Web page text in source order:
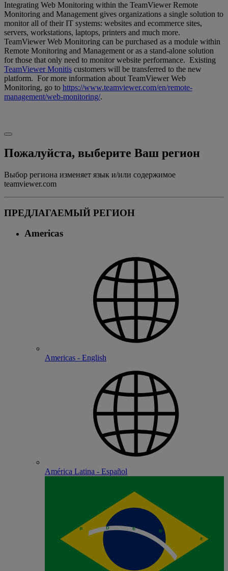
Integrating Web Monitoring within the TeamViewer Remote
Monitoring and Management gives organizations a single solution to
monitor all of their IT systems: websites and ecommerce sites,
servers, workstations, laptops, printers and much more.
TeamViewer Web Monitoring can be purchased as a module within
Remote Monitoring and Management or as a stand-alone solution
for those that only need to monitor website performance. Existing
TeamViewer Monitis customers will be transferred to the new
platform. For more information about TeamViewer Web
Monitoring, go to https://www.teamviewer.com/en/remote-
management/web-monitoring/.
Пожалуйста, выберите Ваш регион
Выбор региона изменяет язык и/или содержимое
teamviewer.com
ПРЕДЛАГАЕМЫЙ РЕГИОН
Americas
Americas - English
América Latina - Español